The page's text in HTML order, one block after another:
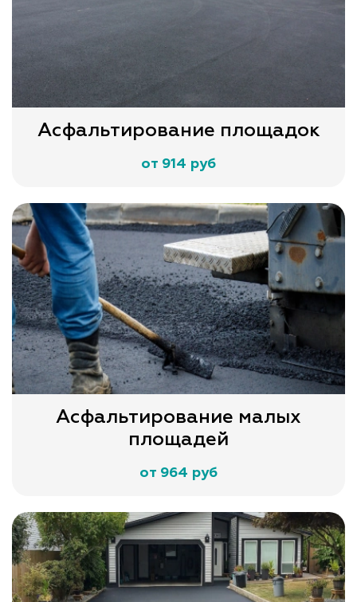
Асфальтирование площадок
от 914 руб
Асфальтирование малых
площадей
от 964 руб